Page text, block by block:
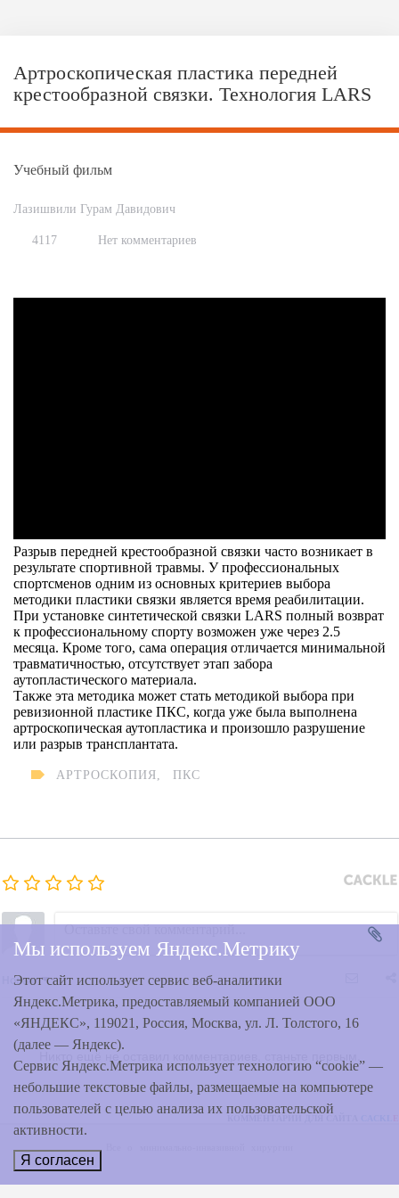
Артроскопическая пластика передней
крестообразной связки. Технология LARS
Учебный фильм
Лазишвили Гурам Давидович
4117 Нет комментариев
Разрыв передней крестообразной связки часто возникает в
результате спортивной травмы. У профессиональных
спортсменов одним из основных критериев выбора
методики пластики связки является время реабилитации.
При установке синтетической связки LARS полный возврат
к профессиональному спорту возможен уже через 2.5
месяца. Кроме того, сама операция отличается минимальной
травматичностью, отсутствует этап забора
аутопластического материала.
Также эта методика может стать методикой выбора при
ревизионной пластике ПКС, когда уже была выполнена
артроскопическая аутопластика и произошло разрушение
или разрыв трансплантата.
АРТРОСКОПИЯ ПКС
Новые
Никто ещё не оставил комментариев, станьте первым.
Мы используем Яндекс.Метрику
Этот сайт использует сервис веб-аналитики
Яндекс.Метрика, предоставляемый компанией ООО
«ЯНДЕКС», 119021, Россия, Москва, ул. Л. Толстого, 16
(далее — Яндекс).
Сервис Яндекс.Метрика использует технологию “cookie” —
небольшие текстовые файлы, размещаемые на компьютере
пользователей с целью анализа их пользовательской
активности.
Я согласен